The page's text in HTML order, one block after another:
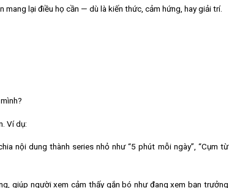
mang lại điều họ cần — dù là kiến thức, cảm hứng, hay giải trí.
Ví dụ:
nội dung thành series nhỏ như “5 phút mỗi ngày”, “Cụm từ
giúp người xem cảm thấy gắn bó như đang xem bạn trưởng